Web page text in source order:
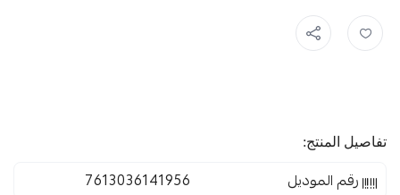
تفاصيل المنتج:
رقم الموديل 7613036141956